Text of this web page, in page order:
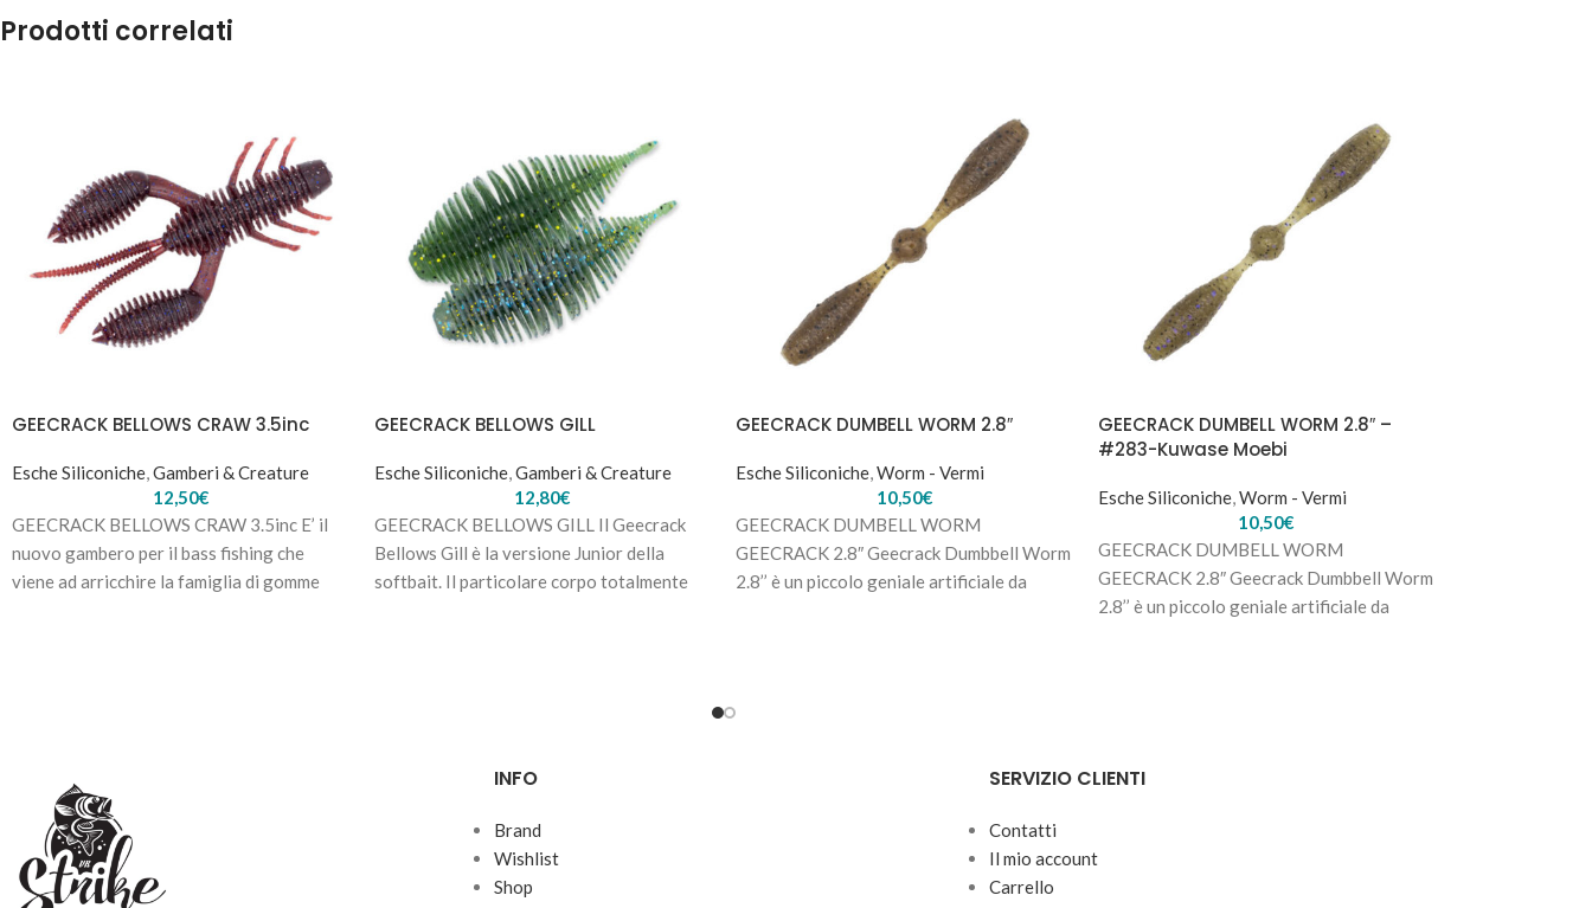
Prodotti correlati
GEECRACK BELLOWS CRAW 3.5inc
Esche Siliconiche Gamberi & Creature
12,50€
GEECRACK BELLOWS CRAW 3.5inc E’ il
nuovo gambero per il bass fishing che
viene ad arricchire la famiglia di gomme
GEECRACK BELLOWS GILL
Esche Siliconiche, Gamberi & Creature
12,80€
GEECRACK BELLOWS GILL Il Geecrack
Bellows Gill è la versione Junior della
softbait. Il particolare corpo totalmente
GEECRACK DUMBELL WORM 2.8″
Esche Siliconiche Worm - Vermi
10,50€
GEECRACK DUMBELL WORM
GEECRACK 2.8″ Geecrack Dumbbell Worm
2.8’’ è un piccolo geniale artificiale da
GEECRACK DUMBELL WORM 2.8″ –
#283-Kuwase Moebi
Esche Siliconiche, Worm - Vermi
10,50€
GEECRACK DUMBELL WORM
GEECRACK 2.8″ Geecrack Dumbbell Worm
2.8’’ è un piccolo geniale artificiale da
INFO
Brand
Wishlist
Shop
SERVIZIO CLIENTI
Contatti
Il mio account
Carrello